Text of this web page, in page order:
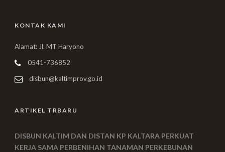
KONTAK KAMI
Alamat: Jl. MT Haryono
0541-736852
disbun@kaltimprov.go.id
ARTIKEL TRBARU
DISBUN KALTIM DAN DISTAN KP KALTARA PERKUAT
KERJA SAMA PERBENIHAN TANAMAN PERKEBUNAN